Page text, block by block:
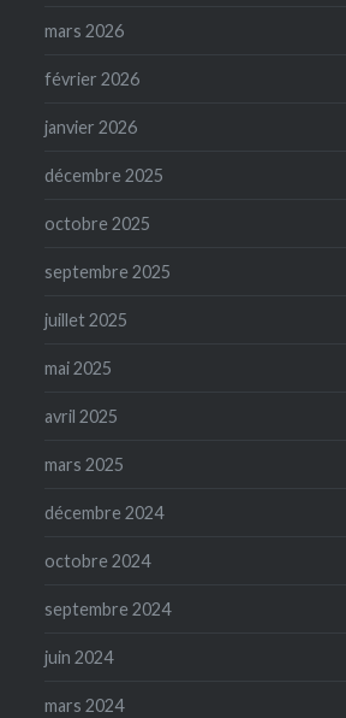
mars 2026
février 2026
janvier 2026
décembre 2025
octobre 2025
septembre 2025
juillet 2025
mai 2025
avril 2025
mars 2025
décembre 2024
octobre 2024
septembre 2024
juin 2024
mars 2024